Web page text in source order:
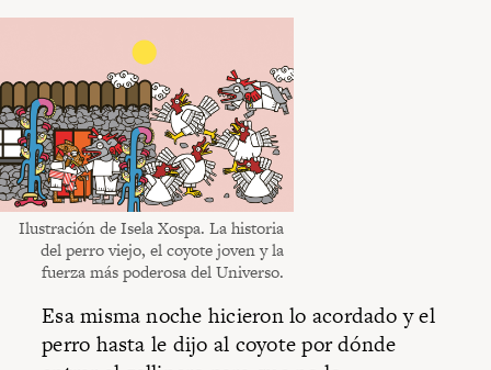
Ilustración de Isela Xospa. La historia
del perro viejo, el coyote joven y la
fuerza más poderosa del Universo.
Esa misma noche hicieron lo acordado y el
perro hasta le dijo al coyote por dónde